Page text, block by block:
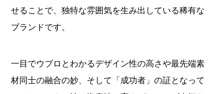
せることで、独特な雰囲気を生み出している稀有な
ブランドです。
一目でウブロとわかるデザイン性の高さや最先端素
材同士の融合の妙、そして「成功者」の証となって